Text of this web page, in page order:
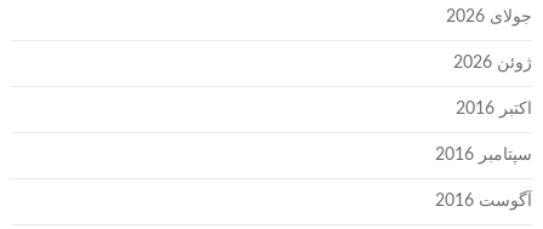
جولای 2026
ژوئن 2026
اکتبر 2016
سپتامبر 2016
آگوست 2016